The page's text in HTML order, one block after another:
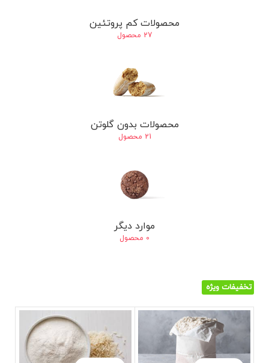
محصولات کم پروتئین
27 محصول
محصولات بدون گلوتن
21 محصول
موارد دیگر
0 محصول
تخفیفات ویژه